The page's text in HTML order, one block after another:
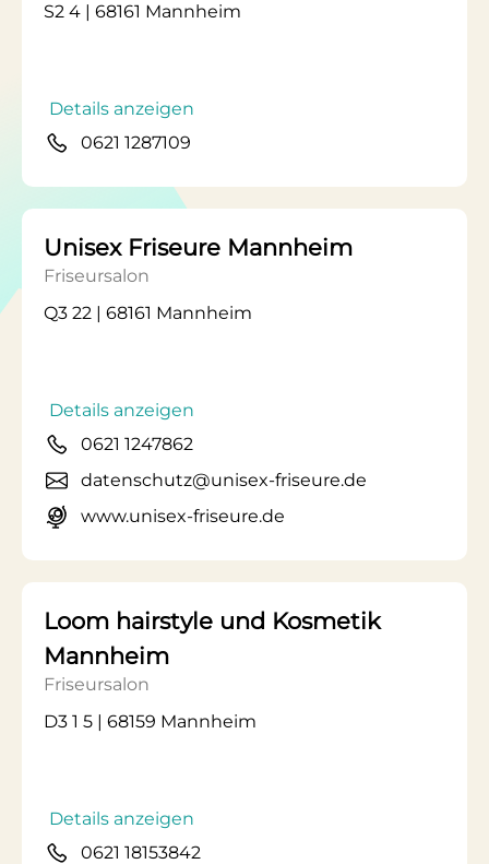
S2 4 | 68161 Mannheim
Details anzeigen
0621 1287109
Unisex Friseure Mannheim
Friseursalon
Q3 22 | 68161 Mannheim
Details anzeigen
0621 1247862
datenschutz@unisex-friseure.de
www.unisex-friseure.de
Loom hairstyle und Kosmetik
Mannheim
Friseursalon
D3 1 5 | 68159 Mannheim
Details anzeigen
0621 18153842